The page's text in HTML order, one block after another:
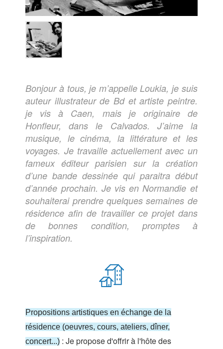
Bonjour à tous, je m’appelle Loukia, je suis
auteur illustrateur de Bd et artiste peintre.
je vis à Caen, mais je originaire de
Honfleur, dans le Calvados. J’aime la
musique, le cinéma, la littérature et les
voyages. Je travaille actuellement avec un
fameux éditeur parisien sur la création
d’une bande dessinée qui paraitra début
d’année prochain. Je vis en Normandie et
souhaiterai prendre quelques semaines de
résidence afin de travailler ce projet dans
de bonnes condition, promptes à
l’inspiration.
Propositions artistiques en échange de la
résidence (oeuvres, cours, ateliers, dîner,
concert...) : Je propose d'offrir à l'hôte des